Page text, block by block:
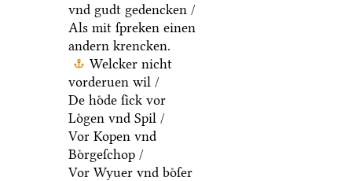
vnd gudt gedencken /
Als mit ſpreken einen
andern krencken.
Welcker nicht
vorderuen wil /
De hoͤde ſick vor
Loͤgen vnd Spil /
Vor Kopen vnd
Boͤrgeſchop /
Vor Wyuer vnd boͤſer